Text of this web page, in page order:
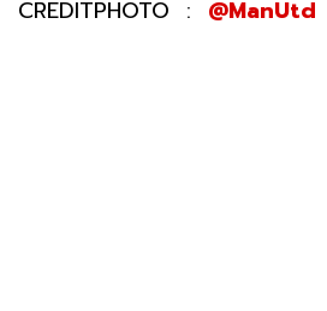
CREDITPHOTO : @ManUtd